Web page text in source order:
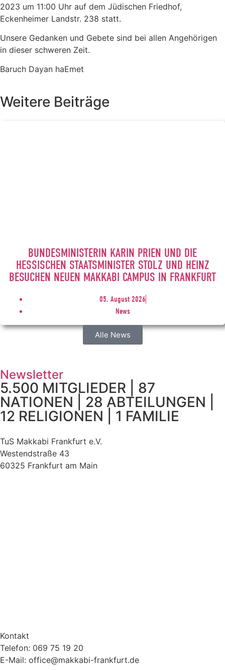
2023 um 11:00 Uhr auf dem Jüdischen Friedhof,
Eckenheimer Landstr. 238 statt.
Unsere Gedanken und Gebete sind bei allen Angehörigen
in dieser schweren Zeit.
Baruch Dayan haEmet
Weitere Beiträge
BUNDESMINISTERIN KARIN PRIEN UND DIE
HESSISCHEN STAATSMINISTER STOLZ UND HEINZ
BESUCHEN NEUEN MAKKABI CAMPUS IN FRANKFURT
05. August 2026
News
Alle News
Newsletter
5.500 MITGLIEDER | 87
NATIONEN | 28 ABTEILUNGEN |
12 RELIGIONEN | 1 FAMILIE
TuS Makkabi Frankfurt e.V.
Westendstraße 43
60325 Frankfurt am Main
Kontakt
Telefon: 069 75 19 20
E-Mail: office@makkabi-frankfurt.de